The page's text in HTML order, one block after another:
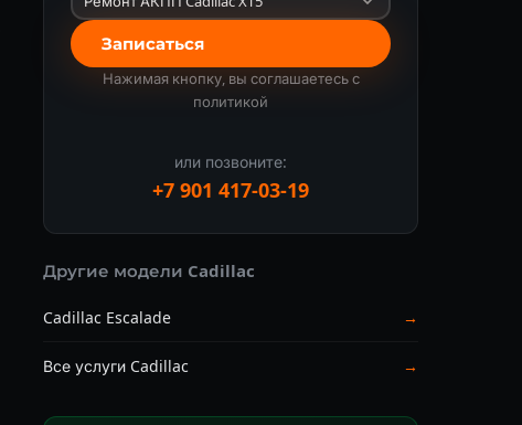
Записаться
Нажимая кнопку, вы соглашаетесь с
политикой
или позвоните:
+7 901 417-03-19
Другие модели Cadillac
Cadillac Escalade →
Все услуги Cadillac →